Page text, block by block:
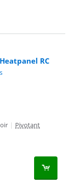
RC
| Pivotant